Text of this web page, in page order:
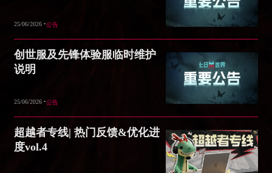
25/06/2026 •公告
创世服及先锋体验服临时维护
说明
25/06/2026 •公告
超越者专线| 热门反馈&优化进
度vol.4